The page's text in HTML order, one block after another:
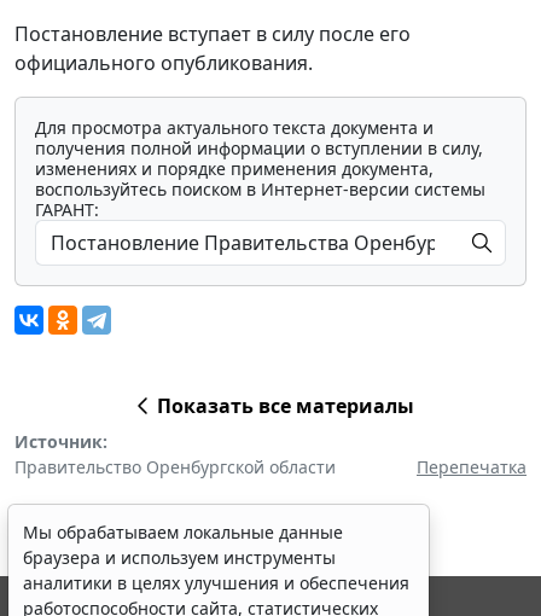
Постановление вступает в силу после его
официального опубликования.
Для просмотра актуального текста документа и
получения полной информации о вступлении в силу,
изменениях и порядке применения документа,
воспользуйтесь поиском в Интернет-версии системы
ГАРАНТ:
Показать все материалы
Источник:
Правительство Оренбургской области
Перепечатка
Мы обрабатываем локальные данные
браузера и используем инструменты
аналитики в целях улучшения и обеспечения
работоспособности сайта, статистических